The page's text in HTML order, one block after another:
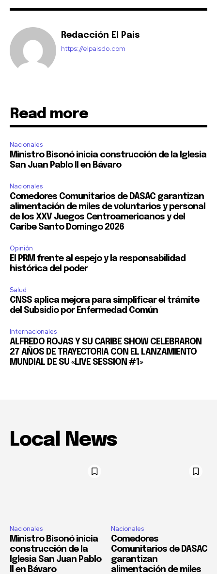
Redacción El Pais
https://elpaisdo.com
Read more
Nacionales
Ministro Bisonó inicia construcción de la Iglesia
San Juan Pablo II en Bávaro
Nacionales
Comedores Comunitarios de DASAC garantizan
alimentación de miles de voluntarios y personal
de los XXV Juegos Centroamericanos y del
Caribe Santo Domingo 2026
Opinión
El PRM frente al espejo y la responsabilidad
histórica del poder
Salud
CNSS aplica mejora para simplificar el trámite
del Subsidio por Enfermedad Común
Internacionales
ALFREDO ROJAS Y SU CARIBE SHOW CELEBRARON
27 AÑOS DE TRAYECTORIA CON EL LANZAMIENTO
MUNDIAL DE SU «LIVE SESSION #1»
Local News
Nacionales
Ministro Bisonó inicia
construcción de la
Iglesia San Juan Pablo
II en Bávaro
Nacionales
Comedores
Comunitarios de DASAC
garantizan
alimentación de miles